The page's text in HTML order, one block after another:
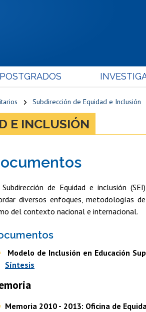
POSTGRADOS
Subdirección de Equidad e Inclusión
E INCLUSIÓN
de Equidad e inclusión
diversos enfoques, metodologías
del contexto nacional e internacional.
Modelo de Inclusión en Educación
Síntesis
Memoria 2010 - 2013: Oficina de